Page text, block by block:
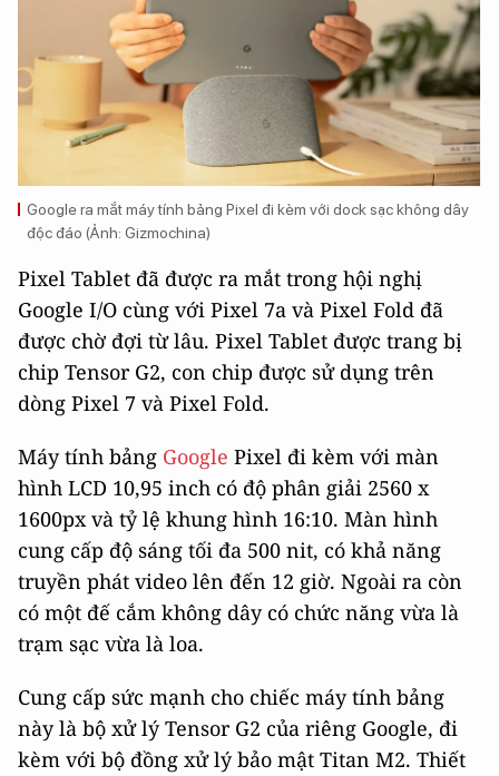
Google ra mắt máy tính bảng Pixel đi kèm với dock sạc không dây
độc đáo (Ảnh: Gizmochina)
Pixel Tablet đã được ra mắt trong hội nghị
Google I/O cùng với Pixel 7a và Pixel Fold đã
được chờ đợi từ lâu. Pixel Tablet được trang bị
chip Tensor G2, con chip được sử dụng trên
dòng Pixel 7 và Pixel Fold.
Máy tính bảng Google Pixel đi kèm với màn
hình LCD 10,95 inch có độ phân giải 2560 x
1600px và tỷ lệ khung hình 16:10. Màn hình
cung cấp độ sáng tối đa 500 nit, có khả năng
truyền phát video lên đến 12 giờ. Ngoài ra còn
có một đế cắm không dây có chức năng vừa là
trạm sạc vừa là loa.
Cung cấp sức mạnh cho chiếc máy tính bảng
này là bộ xử lý Tensor G2 của riêng Google, đi
kèm với bộ đồng xử lý bảo mật Titan M2. Thiết